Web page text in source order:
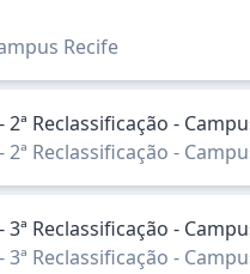
Recife
Reclassificação -
Reclassificação -
Reclassificação -
Reclassificação -